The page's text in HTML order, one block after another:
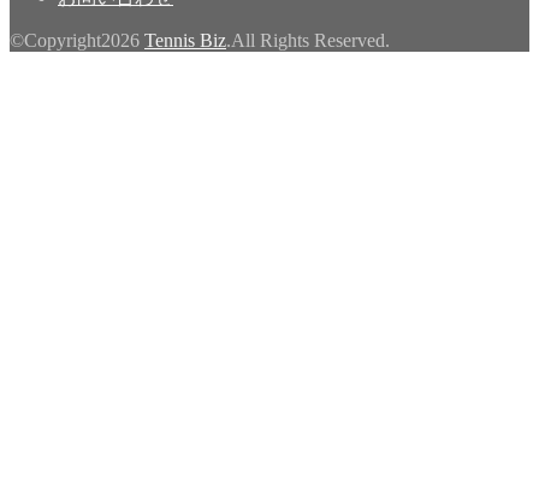
©Copyright2026 Tennis Biz.All Rights Reserved.